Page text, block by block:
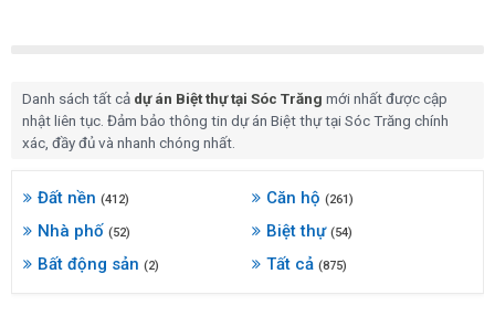
Danh sách tất cả dự án Biệt thự tại Sóc Trăng mới nhất được cập
nhật liên tục. Đảm bảo thông tin dự án Biệt thự tại Sóc Trăng chính
xác, đầy đủ và nhanh chóng nhất.
Đất nền (412) Căn hộ(261)
Nhà phố (52) Biệt thự(54)
Bất động sản (2) Tất cả(875)